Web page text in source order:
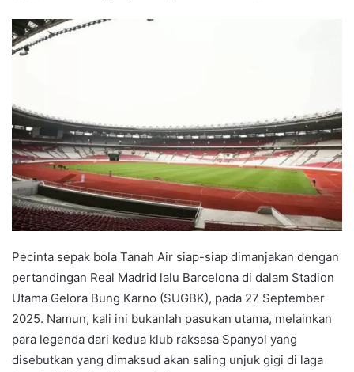
n
m
a
i
l
Pecinta sepak bola Tanah Air siap-siap dimanjakan dengan
pertandingan Real Madrid lalu Barcelona di dalam Stadion
Utama Gelora Bung Karno (SUGBK), pada 27 September
2025. Namun, kali ini bukanlah pasukan utama, melainkan
para legenda dari kedua klub raksasa Spanyol yang
disebutkan yang dimaksud akan saling unjuk gigi di laga